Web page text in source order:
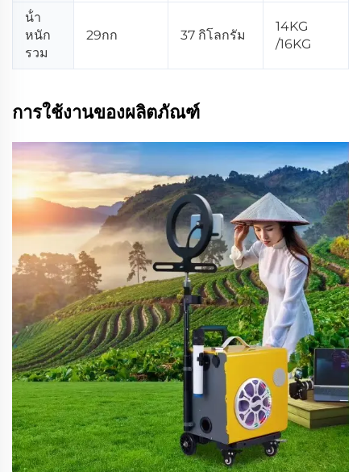
น้ํา
หนัก
รวม
29กก 37 กิโลกรัม
14KG
/16KG
การใช้งานของผลิตภัณฑ์